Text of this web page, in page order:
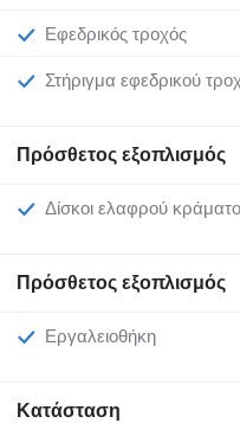
Εφεδρικός τροχός
Στήριγμα εφεδρικού
Πρόσθετος εξοπλισμός
Δίσκοι ελαφρού
Πρόσθετος εξοπλισμός
Εργαλειοθήκη
Κατάσταση